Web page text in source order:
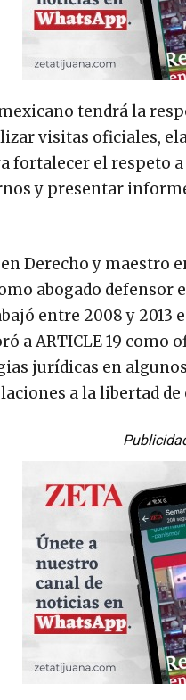
tendrá la
visitas oficiales,
fortalecer el respeto
y presentar
Derecho y maestro
abogado defensor
entre 2008 y 2013
a ARTICLE 19
jurídicas en
a la libertad